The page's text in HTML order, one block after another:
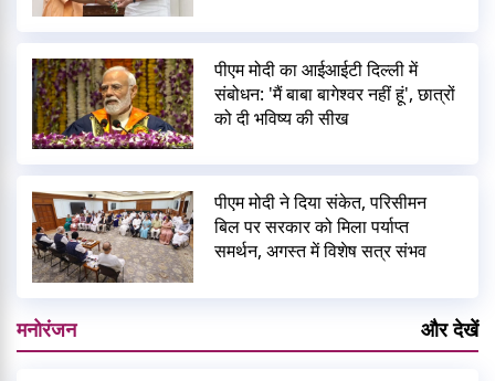
पीएम मोदी का आईआईटी दिल्ली में
संबोधन: 'मैं बाबा बागेश्वर नहीं हूं', छात्रों
को दी भविष्य की सीख
पीएम मोदी ने दिया संकेत, परिसीमन
बिल पर सरकार को मिला पर्याप्त
समर्थन, अगस्त में विशेष सत्र संभव
मनोरंजन और देखें